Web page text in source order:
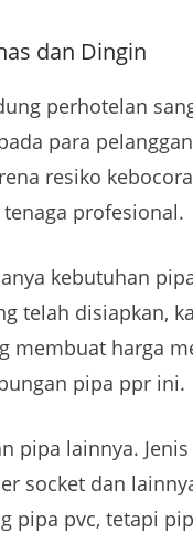
dan Dingin
perhotelan
para
resiko
profesional.
kebutuhan
telah disiapkan,
membuat harga
pipa ppr ini.
pipa lainnya.
socket dan
pipa pvc, tetapi